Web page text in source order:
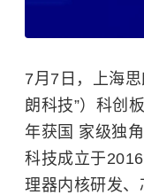
7月7日，上海
朗科技”）科创
年获国 家级独
科技成立于
理器内核研发